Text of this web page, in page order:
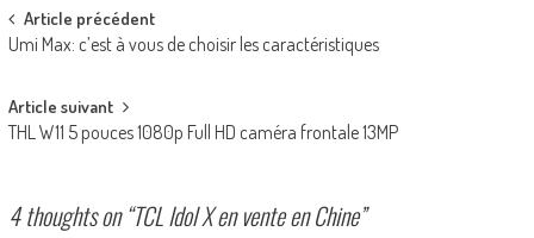
Post
navigation
Article précédent
Umi Max: c’est à vous de choisir les caractéristiques
Article suivant
THL W11 5 pouces 1080p Full HD caméra frontale 13MP
4 thoughts on “TCL Idol X en vente en Chine”